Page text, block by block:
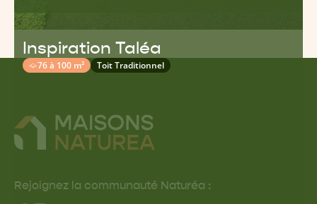
Inspiration Taléa
76 à 100 m² Toit Traditionnel
Rejoignez la communauté Naturéa :